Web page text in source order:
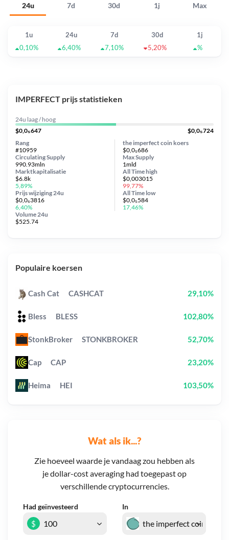
24u 7d 30d 1j Max
1u 24u 7d 30d
1j
0,10%
6,40% 7,10% 5,20% %
Wat als ik...?
Zie hoeveel waarde je vandaag zou hebben als
je dollar-cost averaging had toegepast op
verschillende cryptocurrencies.
Had geïnvesteerd In
$
IMPERFECT prijs statistieken
24u laag / hoog
$0,0₅647
$0,0₅724
the imperfect coin koers
$0,0₅686
Circulating Supply
990.93mln
Prijs wijziging 24u
$0,0₆3816
6,40%
Max Supply
1mld
Marktkapitalisatie
$6.8k
5,89%
Volume 24u
$525.74
Rang
#10959
All Timehigh
$0,003015
99,77%
All Time low
$0,0₅584
17,46%
Populaire koersen
Cash Cat CASHCAT 29,10%
Bless BLESS 102,80%
StonkBroker STONKBROKER 52,70%
Cap CAP 23,20%
Heima HEI 103,50%